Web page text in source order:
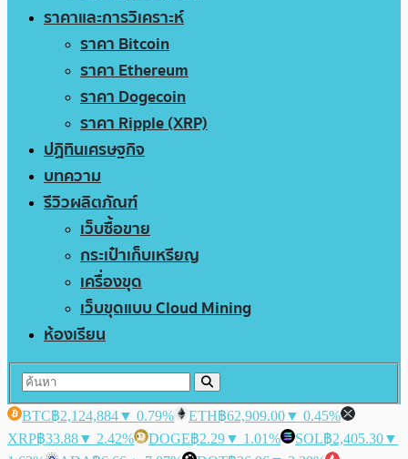
ราคาและการวิเคราะห์
ราคา Bitcoin
ราคา Ethereum
ราคา Dogecoin
ราคา Ripple (XRP)
ปฏิทินเศรษฐกิจ
บทความ
รีวิวผลิตภัณฑ์
เว็บซื้อขาย
กระเป๋าเก็บเหรียญ
เครื่องขุด
เว็บขุดแบบ Cloud Mining
ห้องเรียน
BTC฿2,124,884▼ 0.79% ETH฿62,909.00▼ 0.45%
XRP฿33.88▼ 2.42% DOGE฿2.29▼ 1.01% SOL฿2,405.30▼